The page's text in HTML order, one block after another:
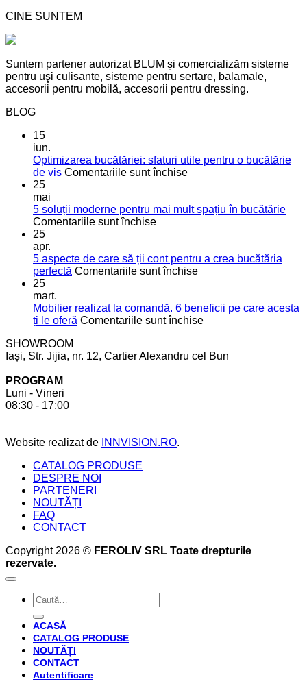
CINE SUNTEM
Suntem partener autorizat BLUM și comercializăm sisteme
pentru uşi culisante, sisteme pentru sertare, balamale,
accesorii pentru mobilă, accesorii pentru dressing.
BLOG
15
iun.
Optimizarea bucătăriei: sfaturi utile pentru o bucătărie
de vis Comentariile sunt închisepentru
sfaturi
bucătărie
de
25
mai
5 soluții moderne pentru mai mult spațiu în bucătărie
Comentariile sunt închisepentru
moderne
pentru
spațiu
în
25
apr.
5 aspecte de care să ții cont pentru a crea bucătăria
perfectă Comentariile sunt închisepentru
de
care
cont
25
mart.
Mobilier realizat la comandă. 6 beneficii pe care acesta
ți le oferă Comentariile sunt închisepentru
la
SHOWROOM
Iași, Str. Jijia, nr. 12, Cartier Alexandru cel Bun
PROGRAM
Luni - Vineri
08:30 - 17:00
Website realizat de INNVISION.RO.
CATALOG PRODUSE
DESPRE NOI
PARTENERI
NOUTĂȚI
FAQ
CONTACT
Copyright 2026 © FEROLIV SRL Toate drepturile
rezervate.
Caută
după:
ACASĂ
CATALOG PRODUSE
NOUTĂȚI
CONTACT
Autentificare